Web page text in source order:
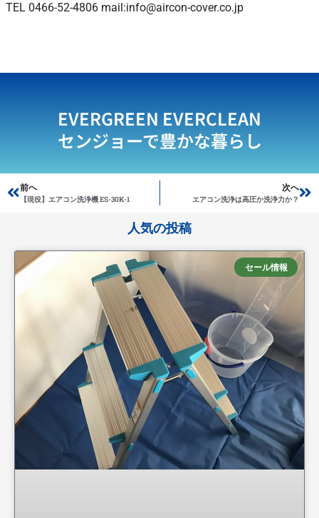
TEL 0466-52-4806 mail:info@aircon-cover.co.jp
EVERGREEN EVERCLEAN
センジョーで豊かな暮らし
Prev
前へ
【現役】エアコン洗浄機 ES-30K-1
次へ
エアコン洗浄は高圧か洗浄力か？
人気の投稿
セール情報